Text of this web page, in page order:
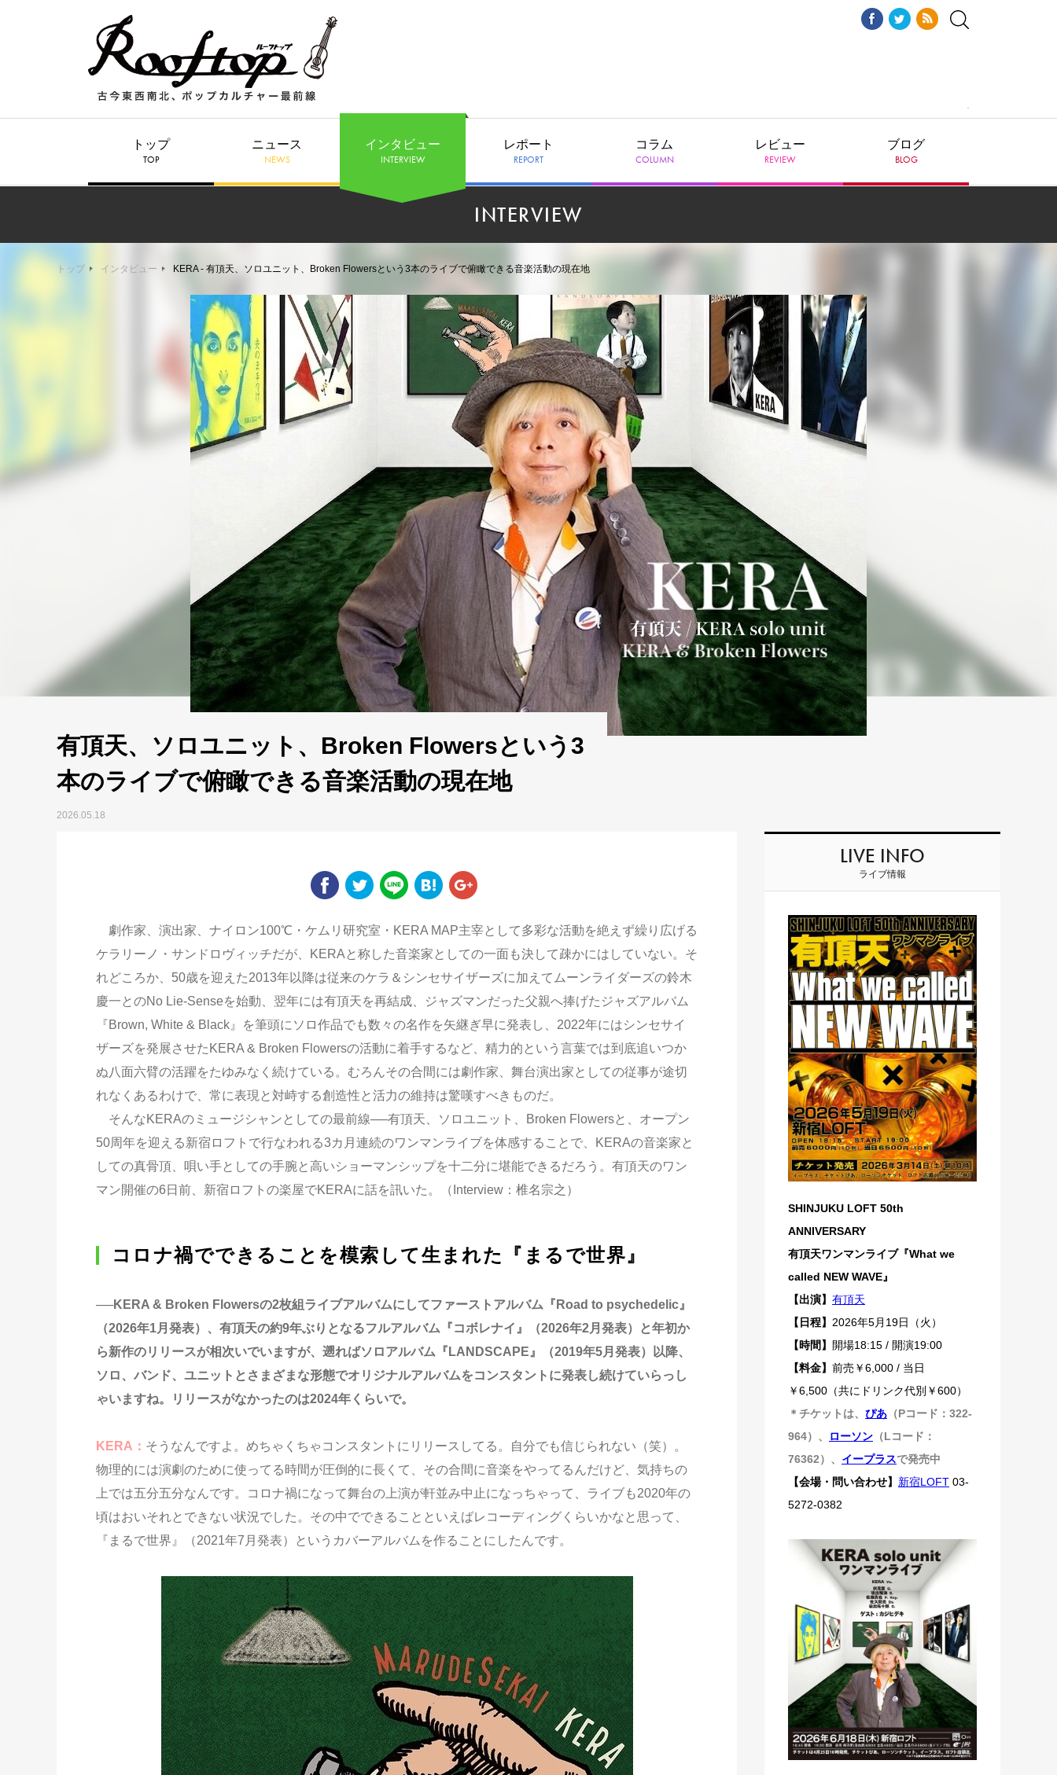
トップ
TOP
ニュース
NEWS
インタビュー
INTERVIEW
レポート
REPORT
コラム
COLUMN
レビュー
REVIEW
ブログ
BLOG
INTERVIEW
トップ インタビュー KERA - 有頂天、ソロユニット、Broken Flowersという3本のライブで俯瞰できる音楽活動の現在地
有頂天、ソロユニット、Broken Flowersという3
本のライブで俯瞰できる音楽活動の現在地
2026.05.18
劇作家、演出家、ナイロン100℃・ケムリ研究室・KERA MAP主宰として多彩な活動を絶えず繰り広げる
ケラリーノ・サンドロヴィッチだが、KERAと称した音楽家としての一面も決して疎かにはしていない。そ
れどころか、50歳を迎えた2013年以降は従来のケラ＆シンセサイザーズに加えてムーンライダーズの鈴木
慶一とのNo Lie-Senseを始動、翌年には有頂天を再結成、ジャズマンだった父親へ捧げたジャズアルバム
『Brown, White & Black』を筆頭にソロ作品でも数々の名作を矢継ぎ早に発表し、2022年にはシンセサイ
ザーズを発展させたKERA & Broken Flowersの活動に着手するなど、精力的という言葉では到底追いつか
ぬ八面六臂の活躍をたゆみなく続けている。むろんその合間には劇作家、舞台演出家としての従事が途切
れなくあるわけで、常に表現と対峙する創造性と活力の維持は驚嘆すべきものだ。
そんなKERAのミュージシャンとしての最前線──有頂天、ソロユニット、Broken Flowersと、オープン
50周年を迎える新宿ロフトで行なわれる3カ月連続のワンマンライブを体感することで、KERAの音楽家と
しての真骨頂、唄い手としての手腕と高いショーマンシップを十二分に堪能できるだろう。有頂天のワン
マン開催の6日前、新宿ロフトの楽屋でKERAに話を訊いた。（Interview：椎名宗之）
コロナ禍でできることを模索して生まれた『まるで世界』
──KERA & Broken Flowersの2枚組ライブアルバムにしてファーストアルバム『Road to psychedelic』
（2026年1月発表）、有頂天の約9年ぶりとなるフルアルバム『コボレナイ』（2026年2月発表）と年初か
ら新作のリリースが相次いでいますが、遡ればソロアルバム『LANDSCAPE』（2019年5月発表）以降、
ソロ、バンド、ユニットとさまざまな形態でオリジナルアルバムをコンスタントに発表し続けていらっし
ゃいますね。リリースがなかったのは2024年くらいで。
KERA： そうなんですよ。めちゃくちゃコンスタントにリリースしてる。自分でも信じられない（笑）。
物理的には演劇のために使ってる時間が圧倒的に長くて、その合間に音楽をやってるんだけど、気持ちの
上では五分五分なんです。コロナ禍になって舞台の上演が軒並み中止になっちゃって、ライブも2020年の
頃はおいそれとできない状況でした。その中でできることといえばレコーディングくらいかなと思って、
『まるで世界』（2021年7月発表）というカバーアルバムを作ることにしたんです。
LIVE INFO
ライブ情報
SHINJUKU LOFT 50th
ANNIVERSARY
有頂天ワンマンライブ『What we
called NEW WAVE』
【出演】 有頂天
【日程】 2026年5月19日（火）
【時間】 開場18:15 / 開演19:00
【料金】 前売￥6,000 / 当日
￥6,500（共にドリンク代別￥600）
＊チケットは、 ぴあ （Pコード：322-
964）、
ローソン （Lコード：
76362）、 イープラスで発売中
【会場・問い合わせ】 新宿LOFT 03-
5272-0382